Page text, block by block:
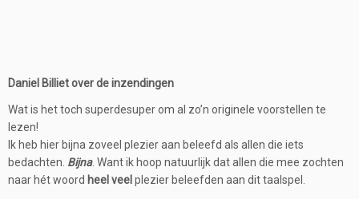
Daniel Billiet over de inzendingen
Wat is het toch superdesuper om al zo’n originele voorstellen te
lezen!
Ik heb hier bijna zoveel plezier aan beleefd als allen die iets
bedachten. Bijna. Want ik hoop natuurlijk dat allen die mee zochten
naar hét woord heel veel plezier beleefden aan dit taalspel.